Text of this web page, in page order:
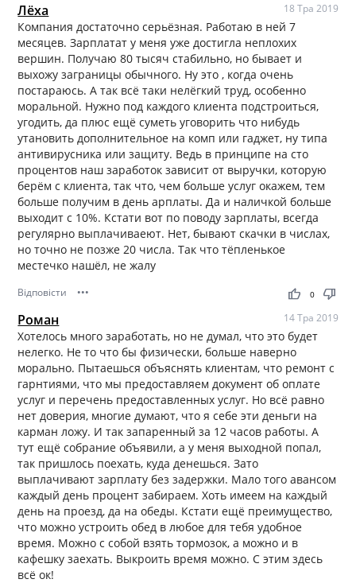
Лёха 18 Тра 2019
Компания достаточно серьёзная. Работаю в ней 7
месяцев. Зарплатат у меня уже достигла неплохих
вершин. Получаю 80 тысяч стабильно, но бывает и
выхожу заграницы обычного. Ну это , когда очень
постараюсь. А так всё таки нелёгкий труд, особенно
моральной. Нужно под каждого клиента подстроиться,
угодить, да плюс ещё суметь уговорить что нибудь
утановить дополнительное на комп или гаджет, ну типа
антивирусника или защиту. Ведь в принципе на сто
процентов наш заработок зависит от выручки, которую
берём с клиента, так что, чем больше услуг окажем, тем
больше получим в день арплаты. Да и наличкой больше
выходит с 10%. Кстати вот по поводу зарплаты, всегда
регулярно выплачиваеют. Нет, бывают скачки в числах,
но точно не позже 20 числа. Так что тёпленькое
местечко нашёл, не жалу
Відповісти ••• thumb_up thumb_down
0
Роман 14 Тра 2019
Хотелось много заработать, но не думал, что это будет
нелегко. Не то что бы физически, больше наверно
морально. Пытаешься объяснять клиентам, что ремонт с
гарнтиями, что мы предоставляем документ об оплате
услуг и перечень предоставленных услуг. Но всё равно
нет доверия, многие думают, что я себе эти деньги на
карман ложу. И так запаренный за 12 часов работы. А
тут ещё собрание объявили, а у меня выходной попал,
так пришлось поехать, куда денешься. Зато
выплачивают зарплату без задержки. Мало того авансом
каждый день процент забираем. Хоть имеем на каждый
день на проезд, да на обеды. Кстати ещё преимущество,
что можно устроить обед в любое для тебя удобное
время. Можно с собой взять тормозок, а можно и в
кафешку заехать. Выкроить время можно. С этим здесь
всё ок!